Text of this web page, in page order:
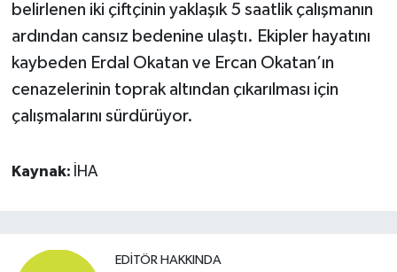
belirlenen iki çiftçinin yaklaşık 5 saatlik çalışmanın
ardından cansız bedenine ulaştı. Ekipler hayatını
kaybeden Erdal Okatan ve Ercan Okatan’ın
cenazelerinin toprak altından çıkarılması için
çalışmalarını sürdürüyor.
Kaynak: İHA
EDITÖR HAKKINDA